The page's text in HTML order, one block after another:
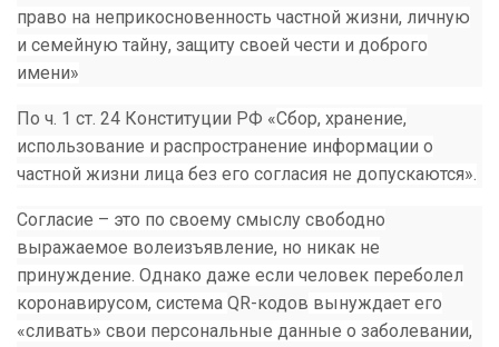
право на неприкосновенность частной жизни, личную
и семейную тайну, защиту своей чести и доброго
имени»
По ч. 1 ст. 24 Конституции РФ «Сбор, хранение,
использование и распространение информации о
частной жизни лица без его согласия не допускаются».
Согласие – это по своему смыслу свободно
выражаемое волеизъявление, но никак не
принуждение. Однако даже если человек переболел
коронавирусом, система QR-кодов вынуждает его
«сливать» свои персональные данные о заболевании,